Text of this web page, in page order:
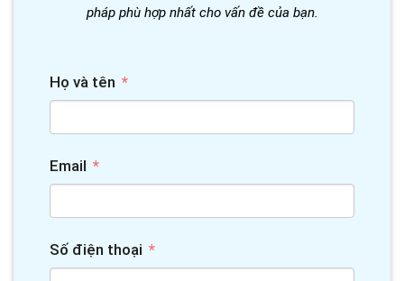
pháp phù hợp nhất cho vấn đề của bạn.
Họ và tên
Email
Số điện thoại